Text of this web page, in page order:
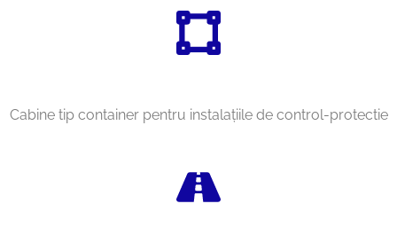
Cabine tip container pentru instalaţiile de control-protectie